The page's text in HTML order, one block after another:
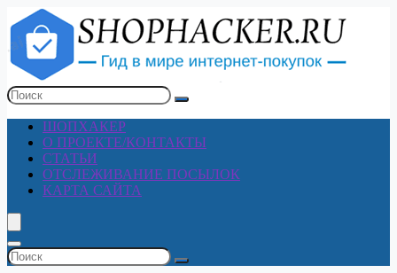
ШОПХАКЕР
О ПРОЕКТЕ/КОНТАКТЫ
СТАТЬИ
ОТСЛЕЖИВАНИЕ ПОСЫЛОК
КАРТА САЙТА